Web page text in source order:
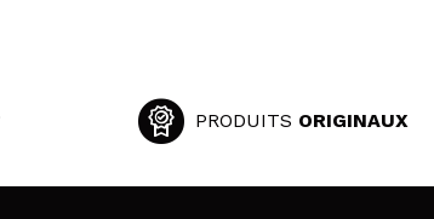
PRODUITS ORIGINAUX